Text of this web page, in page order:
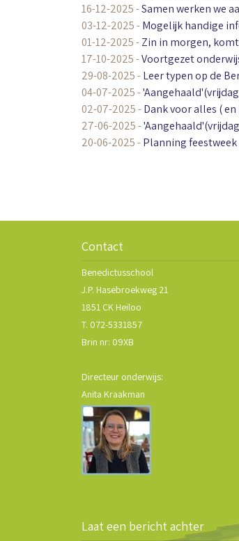
16-12-2025-Samen werken we
03-12-2025-Mogelijk handige
01-12-2025-Zin in morgen,
17-10-2025-Voortgezet
29-08-2025-Leer typen op de
04-07-2025-
02-07-2025-Dank voor alles (
27-06-2025-
20-06-2025-Planning
Contact
Benedictusschool
J.P. Hasebroekweg 21
1851 CK Heiloo
T. 072-5331857
Brin nr: 09XB
Directeur onderwijs:
Anita Kraakman
Laat een bericht achter